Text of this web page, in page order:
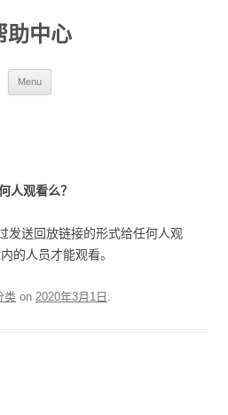
助中心
Menu
人观看么？
发送回放链接的形式给任何人观
的人员才能观看。
类 on 2020年3月1日 .